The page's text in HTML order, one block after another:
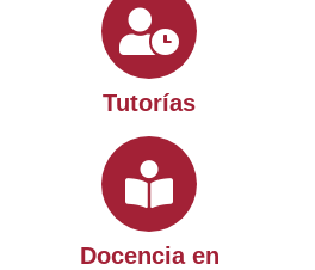
Tutorías
Docencia en